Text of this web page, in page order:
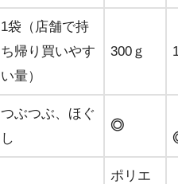
1袋（店舗で持
ち帰り買いやす
い量）
300ｇ
つぶつぶ、ほぐ
し
◎
ポリエ